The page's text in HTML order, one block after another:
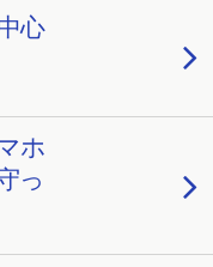
心
ホ
っ